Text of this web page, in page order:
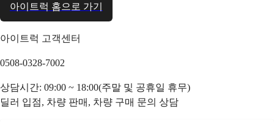
아이트럭 홈으로 가기
아이트럭 고객센터
0508-0328-7002
상담시간: 09:00 ~ 18:00(주말 및 공휴일 휴무)
딜러 입점, 차량 판매, 차량 구매 문의 상담